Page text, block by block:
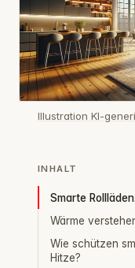
Illustration KI-
INHALT
Smarte
Wärme
Wie schützen
Hitze?